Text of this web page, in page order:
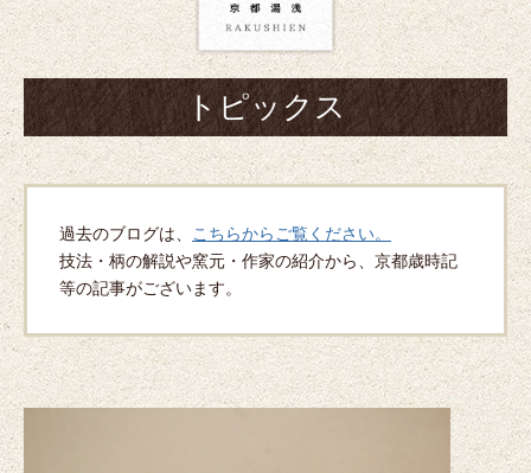
トピックス
過去のブログは、
こちらからご覧ください。
技法・柄の解説や窯元・作家の紹介から、京都歳時記
等の記事がございます。